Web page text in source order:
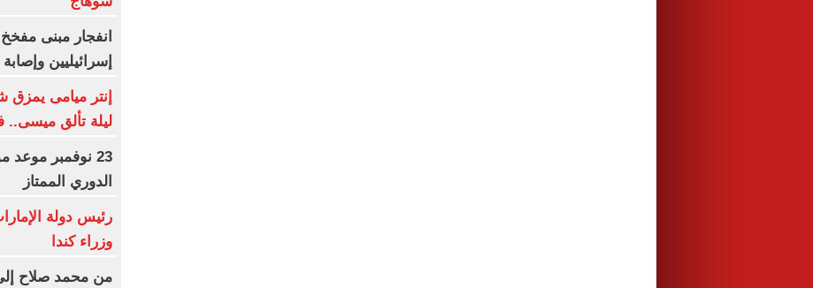
انفجار مبنى
إسرائيليين وإصابة 4 آخرين جنوب لبنان
إنتر ميامى
ليلة تألق ميسى..
23 نوفمبر
الدوري الممتاز
رئيس دولة
وزراء كندا
من محمد صلاح